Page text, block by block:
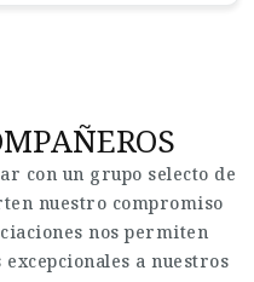
con un grupo selecto de
nuestro compromiso
nos permiten
a nuestros